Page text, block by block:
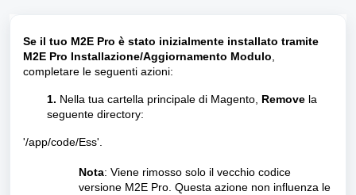
Se il tuo M2E Pro è stato inizialmente installato tramite
M2E Pro Installazione/Aggiornamento Modulo
completare le seguenti azioni:
1. Nella tua cartella principale di Magento, Remove la
seguente directory:
'/app/code/Ess'.
Nota: Viene rimosso solo il vecchio codice
versione M2E Pro. Questa azione non influenza le